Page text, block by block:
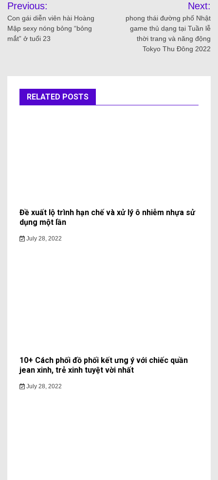
Previous:
Con gái diễn viên hài Hoàng
Mập sexy nóng bỏng “bỏng
mắt” ở tuổi 23
Next:
phong thái đường phố Nhật
game thủ dạng tại Tuần lễ
thời trang và năng động
Tokyo Thu Đông 2022
RELATED POSTS
Đề xuất lộ trình hạn chế và xử lý ô nhiễm nhựa sử
dụng một lần
July 28, 2022
10+ Cách phối đồ phối kết ưng ý với chiếc quần
jean xinh, trẻ xinh tuyệt vời nhất
July 28, 2022